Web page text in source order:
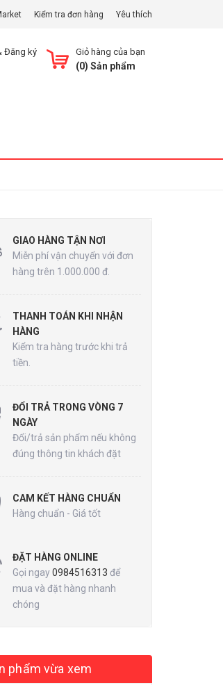
Kiểm tra đơn hàng Yêu thích
Giỏ hàng của bạn
(0) Sản phẩm
Đăng ký
GIAO HÀNG TẬN NƠI
Miễn phí vận chuyển với đơn
hàng trên 1.000.000 đ.
THANH TOÁN KHI NHẬN
HÀNG
Kiểm tra hàng trước khi trả
tiền.
ĐỔI TRẢ TRONG VÒNG 7
NGÀY
Đổi/trả sản phẩm nếu không
đúng thông tin khách đặt
CAM KẾT HÀNG CHUẨN
Hàng chuẩn - Giá tốt
ĐẶT HÀNG ONLINE
Gọi ngay0984516313 để
mua và đặt hàng nhanh
chóng
phẩm vừa xem